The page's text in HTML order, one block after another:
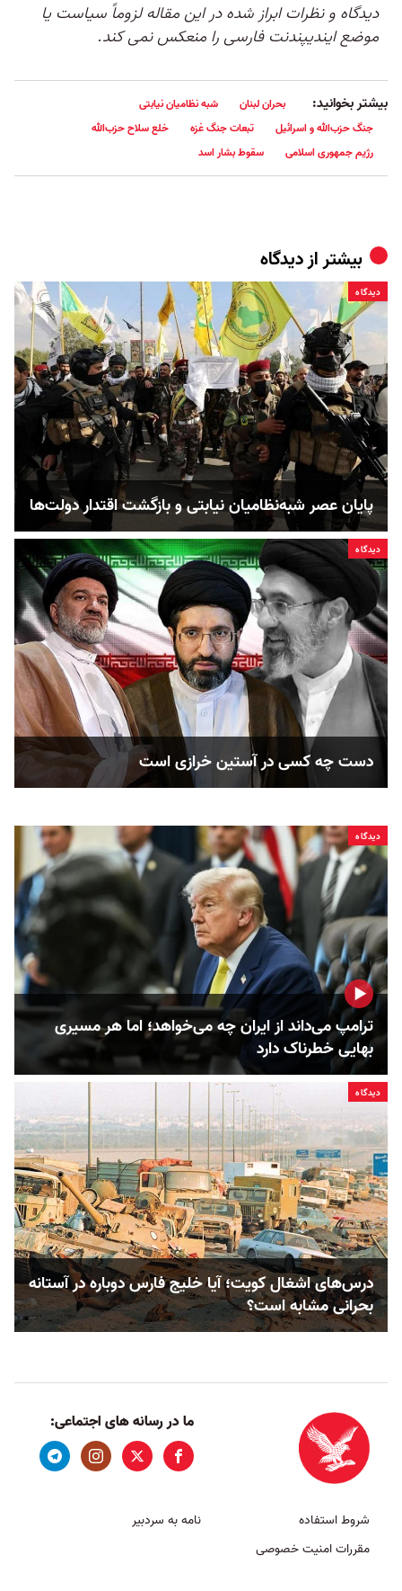
دیدگاه و نظرات ابراز شده در این مقاله لزوماً سیاست یا
موضع ایندیپندنت فارسی را منعکس نمی کند.
بیشتر بخوانید: بحران لبنان
شبه نظامیان نیابتی
جنگ حزب‌الله و اسرائیل
تبعات جنگ غزه
خلع سلاح حزب‌الله
رژیم جمهوری اسلامی
سقوط بشار اسد
بیشتر ازدیدگاه
دیدگاه
پایان عصر شبه‌نظامیان نیابتی و بازگشت اقتدار دولت‌ها
دیدگاه
دست چه کسی در آستین خرازی است
دیدگاه
ترامپ می‌داند از ایران چه می‌خواهد؛ اما هر مسیری
بهایی خطرناک دارد
دیدگاه
درس‌های اشغال کویت؛ آیا خلیج فارس دوباره در آستانه
بحرانی مشابه است؟
ما در رسانه های اجتماعی:
شروط استفاده
مقررات امنیت خصوصی
نامه به سردبیر